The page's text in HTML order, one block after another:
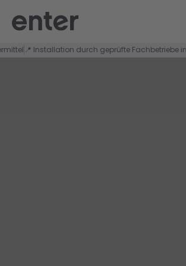
📍 Installation durch geprüfte Fachbetriebe in
📍 Installation durch geprüfte Fachbetriebe in